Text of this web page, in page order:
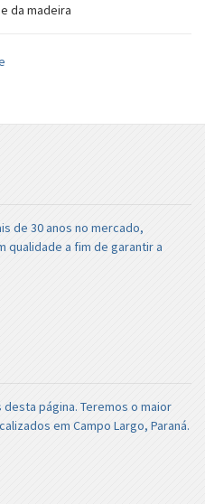
da madeira
de 30 anos no mercado,
qualidade a fim de garantir a
página. Teremos o maior
em Campo Largo, Paraná.